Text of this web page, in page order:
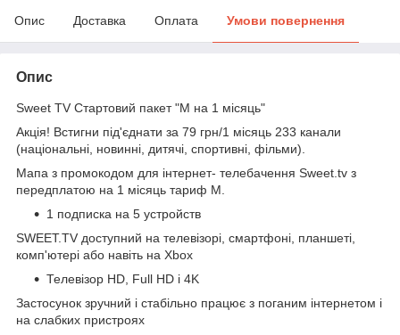
Опис Доставка Оплата Умови повернення
Опис
Sweet TV Стартовий пакет "M на 1 місяць"
Акція! Встигни під'єднати за 79 грн/1 місяць 233 канали
(національні, новинні, дитячі, спортивні, фільми).
Мапа з промокодом для інтернет- телебачення Sweet.tv з
передплатою на 1 місяць тариф М.
1 подписка на 5 устройств
SWEET.TV доступний на телевізорі, смартфоні, планшеті,
комп'ютері або навіть на Xbox
Телевізор HD, Full HD i 4K
Застосунок зручний і стабільно працює з поганим інтернетом і
на слабких пристроях